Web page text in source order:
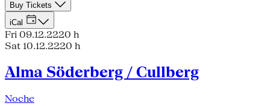
Buy Tickets
iCal
Fri 09.12.2220 h
Sat 10.12.2220 h
Alma Söderberg / Cullberg
Noche